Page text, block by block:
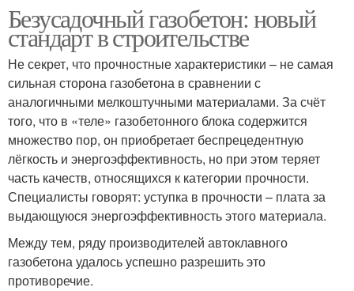
Безусадочный газобетон: новый
стандарт в строительстве
Не секрет, что прочностные характеристики – не самая
сильная сторона газобетона в сравнении с
аналогичными мелкоштучными материалами. За счёт
того, что в «теле» газобетонного блока содержится
множество пор, он приобретает беспрецедентную
лёгкость и энергоэффективность, но при этом теряет
часть качеств, относящихся к категории прочности.
Специалисты говорят: уступка в прочности – плата за
выдающуюся энергоэффективность этого материала.
Между тем, ряду производителей автоклавного
газобетона удалось успешно разрешить это
противоречие.